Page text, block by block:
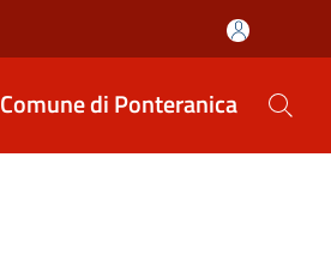
Comune di Ponteranica